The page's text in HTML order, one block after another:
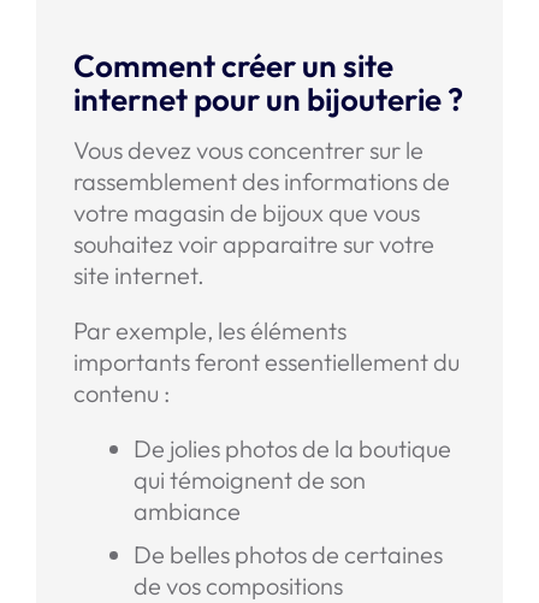
Comment créer un site
internet pour un bijouterie ?
Vous devez vous concentrer sur le
rassemblement des informations de
votre magasin de bijoux que vous
souhaitez voir apparaitre sur votre
site internet.
Par exemple, les éléments
importants feront essentiellement du
contenu :
De jolies photos de la boutique
qui témoignent de son
ambiance
De belles photos de certaines
de vos compositions